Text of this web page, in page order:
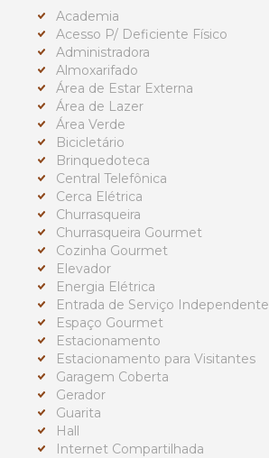
Academia
Acesso P/ Deficiente Físico
Administradora
Almoxarifado
Área de Estar Externa
Área de Lazer
Área Verde
Bicicletário
Brinquedoteca
Central Telefônica
Cerca Elétrica
Churrasqueira
Churrasqueira Gourmet
Cozinha Gourmet
Elevador
Energia Elétrica
Entrada de Serviço Independente
Espaço Gourmet
Estacionamento
Estacionamento para Visitantes
Garagem Coberta
Gerador
Guarita
Hall
Internet Compartilhada